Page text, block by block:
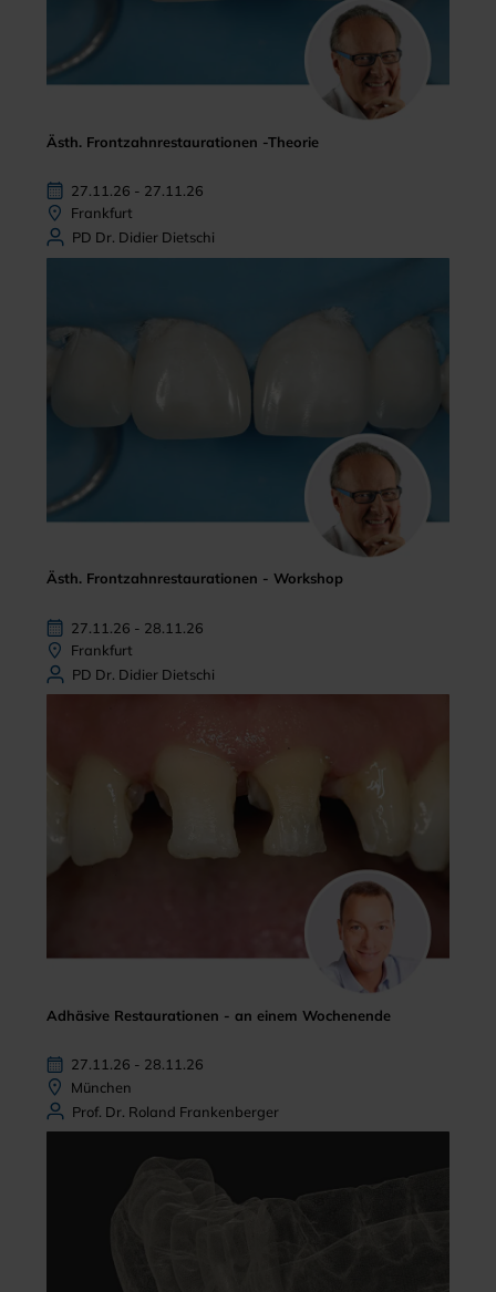
Ästh. Frontzahnrestaurationen -Theorie
27.11.26 - 27.11.26
Frankfurt
PD Dr. Didier Dietschi
Ästh. Frontzahnrestaurationen - Workshop
27.11.26 - 28.11.26
Frankfurt
PD Dr. Didier Dietschi
Adhäsive Restaurationen - an einem Wochenende
27.11.26 - 28.11.26
München
Prof. Dr. Roland Frankenberger